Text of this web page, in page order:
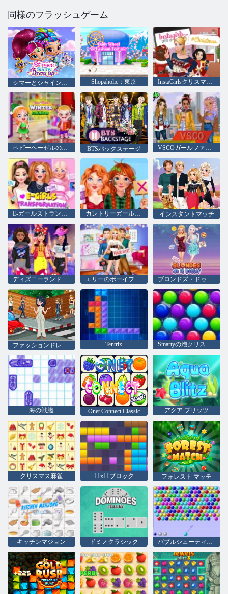
同様のフラッシュゲーム
シマーとシャインドレスアップ Shopaholic：東京 InstaGirlsクリスマスドレスアップ
ベビーヘーゼルの冬のファッション BTSバックステージ VSCOガールファッション
E-ガールズトランスフォーメーション カントリーガールシティガール インスタントマッチ
ディズニーランドファッション エリーのボーイフレンドの脅威 ブロンドズ・ドゥ・イット・ベター
Tentrix Smartyの泡クリスマス版
海の戦艦 Onet Connect Classic アクア ブリッツ
クリスマス麻雀 11x11ブロック フォレスト マッチ
キッチンマジョン ドミノクラシック バブルシューティングhtml5